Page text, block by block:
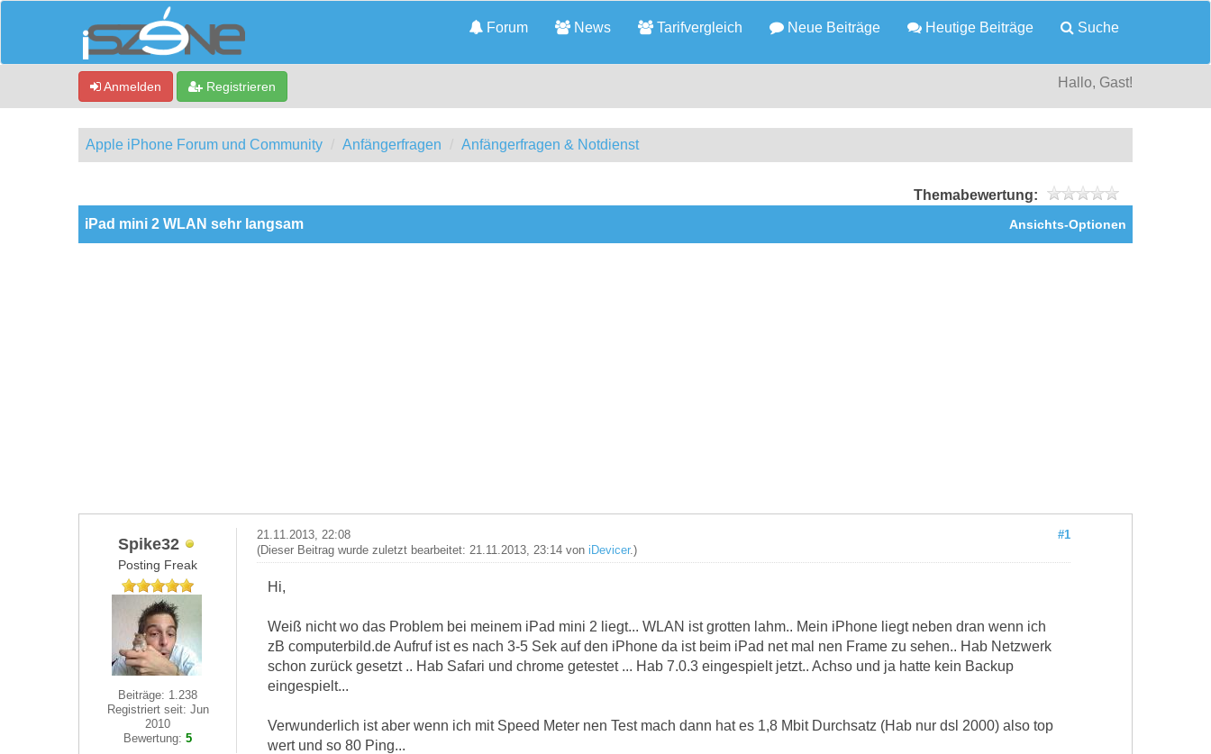
Forum News Tarifvergleich Neue Beiträge Heutige Beiträge Suche
Anmelden Registrieren Hallo, Gast!
Apple iPhone Forum und Community Anfängerfragen Anfängerfragen & Notdienst
Themabewertung:
Ansichts-Optionen
iPad mini 2 WLAN sehr langsam
Spike32
Posting Freak
Beiträge: 1.238
Registriert seit: Jun
2010
Bewertung:5
#1
21.11.2013, 22:08
(Dieser Beitrag wurde zuletzt bearbeitet: 21.11.2013, 23:14 von iDevicer.)
Hi,
Weiß nicht wo das Problem bei meinem iPad mini 2 liegt... WLAN ist grotten lahm.. Mein iPhone liegt neben dran wenn ich
zB computerbild.de Aufruf ist es nach 3-5 Sek auf den iPhone da ist beim iPad net mal nen Frame zu sehen.. Hab Netzwerk
schon zurück gesetzt .. Hab Safari und chrome getestet ... Hab 7.0.3 eingespielt jetzt.. Achso und ja hatte kein Backup
eingespielt...
Verwunderlich ist aber wenn ich mit Speed Meter nen Test mach dann hat es 1,8 Mbit Durchsatz (Hab nur dsl 2000) also top
wert und so 80 Ping...